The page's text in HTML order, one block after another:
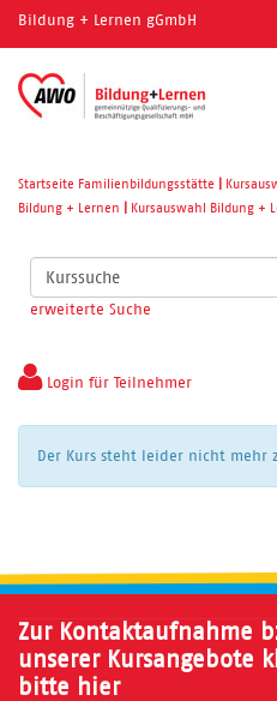
Bildung + Lernen gGmbH
Startseite Familienbildungsstätte
Bildung + Lernen
Kursauswahl Bildung +
Kurse
suchen
erweiterte Suche
Login für Teilnehmer
Der Kurs steht leider nicht mehr
Zur Kontaktaufnahme
unserer Kursangebote
bitte hier